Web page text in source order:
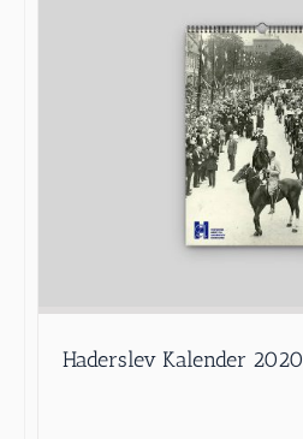
Haderslev Kalender 2020